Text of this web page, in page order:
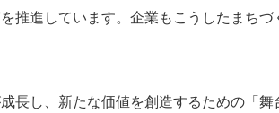
推進しています。企業もこうしたまち
し、新たな価値を創造するための「